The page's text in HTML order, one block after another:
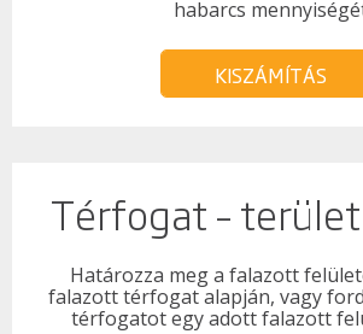
habarcs
KISZÁMÍTÁS
Térfogat –
Határozza meg a falazott
falazott térfogat alapján, vagy
térfogatot egy adott falazott